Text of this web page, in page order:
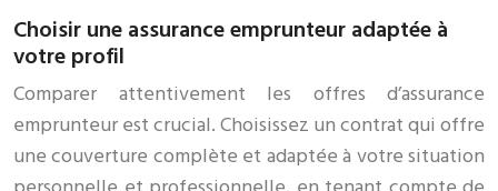
Choisir une assurance emprunteur adaptée à
votre profil
Comparer attentivement les offres d’assurance
emprunteur est crucial. Choisissez un contrat qui offre
une couverture complète et adaptée à votre situation